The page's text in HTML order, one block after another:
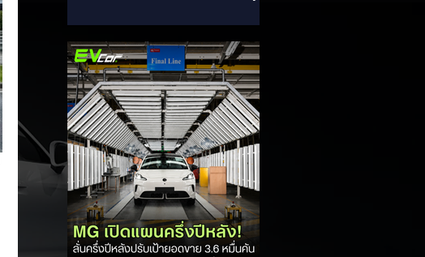
ใช้รถยนต์ไฟฟ้าว่าเหมือน "เป็นโรค"
เพราะเริ่มกังวลเรื่องแบตเตอรี่ตั้งแต่ยัง
เหลือไฟจำนวนมาก และคอยมองหาสถา
นีชาร์จอยู่ตลอดเวลา ซึ่งสื่อมองว่า
เป็นการพาดพิงถึงอาการ Range
Anxiety หรือความกังวลเรื่องระยะทาง
วิ่งของรถ EV Trump ยังระบุว่า
ปัจจุบันรถยนต์ไฟฟ้ามีสัดส่วนเพียง
ประมาณ 7% ของยอดขายรถใหม่ใน
สหรัฐฯ และใช้ตัวเลขนี้เป็นเหตุผล
ประกอบว่า...